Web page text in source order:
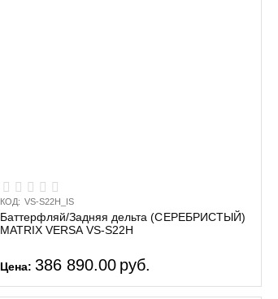
КОД: VS-S22H_IS
Баттерфляй/Задняя дельта (СЕРЕБРИСТЫЙ)
MATRIX VERSA VS-S22H
Цена: 386 890.00 руб.